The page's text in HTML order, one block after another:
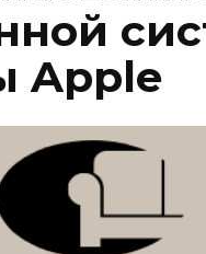
Apple